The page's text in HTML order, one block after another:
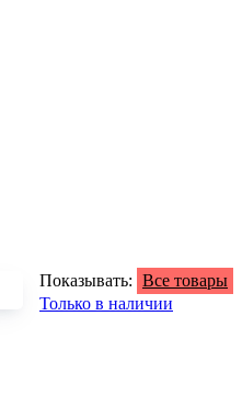
Показывать: Все товары
Только в наличии